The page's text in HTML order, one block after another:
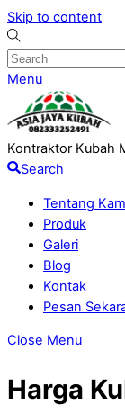
Skip to content
Menu
Kontraktor Kubah
Search
Tentang
Produk
Galeri
Blog
Kontak
Pesan
Close Menu
Harga